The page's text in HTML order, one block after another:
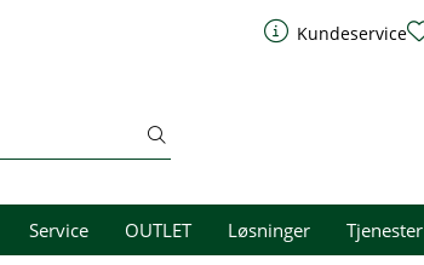
Kundeservice
Service OUTLET Løsninger Tjenester